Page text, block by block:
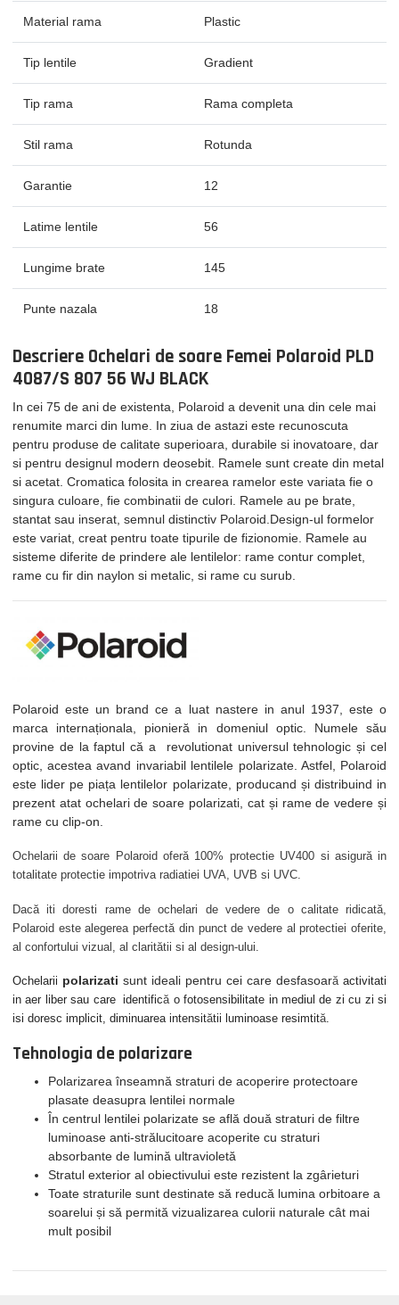
Material rama Plastic
Tip lentile Gradient
Tip rama Rama completa
Stil rama Rotunda
Garantie 12
Latime lentile 56
Lungime brate 145
Punte nazala 18
Descriere Ochelari de soare Femei Polaroid PLD
4087/S 807 56 WJ BLACK
In cei 75 de ani de existenta, Polaroid a devenit una din cele mai
renumite marci din lume. In ziua de astazi este recunoscuta
pentru produse de calitate superioara, durabile si inovatoare, dar
si pentru designul modern deosebit. Ramele sunt create din metal
si acetat. Cromatica folosita in crearea ramelor este variata fie o
singura culoare, fie combinatii de culori. Ramele au pe brate,
stantat sau inserat, semnul distinctiv Polaroid.Design-ul formelor
este variat, creat pentru toate tipurile de fizionomie. Ramele au
sisteme diferite de prindere ale lentilelor: rame contur complet,
rame cu fir din naylon si metalic, si rame cu surub.
Polaroid este un brand ce a luat nastere in anul 1937, este o
marca internaționala, pionieră in domeniul optic. Numele său
provine de la faptul că a revolutionat universul tehnologic și cel
optic, acestea avand invariabil lentilele polarizate. Astfel, Polaroid
este lider pe piața lentilelor polarizate, producand și distribuind in
prezent atat ochelari de soare polarizati, cat și rame de vedere și
rame cu clip-on.
Ochelarii de soare Polaroid oferă 100% protectie UV400 si asigură in
totalitate protectie impotriva radiatiei UVA, UVB si UVC.
Dacă iti doresti rame de ochelari de vedere de o calitate ridicată,
Polaroid este alegerea perfectă din punct de vedere al protectiei oferite,
al confortului vizual, al claritătii si al design-ului.
Ochelarii polarizati sunt ideali pentru cei care desfasoarăactivitati
in aer liber sau care identificăo fotosensibilitate in mediul de zi cu zi si
isi doresc implicit, diminuarea intensitătii luminoase resimtită.
Tehnologia de polarizare
Polarizarea înseamnă straturi de acoperire protectoare
plasate deasupra lentilei normale
În centrul lentilei polarizate se află două straturi de filtre
luminoase anti-strălucitoare acoperite cu straturi
absorbante de lumină ultravioletă
Stratul exterior al obiectivului este rezistent la zgârieturi
Toate straturile sunt destinate să reducă lumina orbitoare a
soarelui și să permită vizualizarea culorii naturale cât mai
mult posibil